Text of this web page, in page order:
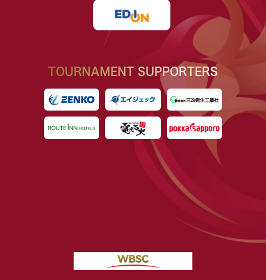
TOURNAMENT SUPPORTERS